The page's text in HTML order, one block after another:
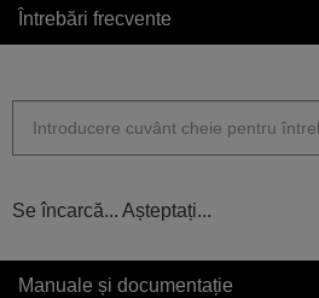
Întrebări frecvente
Se încarcă... Așteptați...
Manuale și documentație